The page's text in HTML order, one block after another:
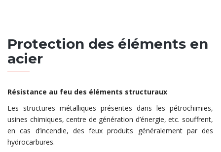
Protection des éléments en
acier
Résistance au feu des éléments structuraux
Les structures métalliques présentes dans les pétrochimies,
usines chimiques, centre de génération d’énergie, etc. souffrent,
en cas d’incendie, des feux produits généralement par des
hydrocarbures.